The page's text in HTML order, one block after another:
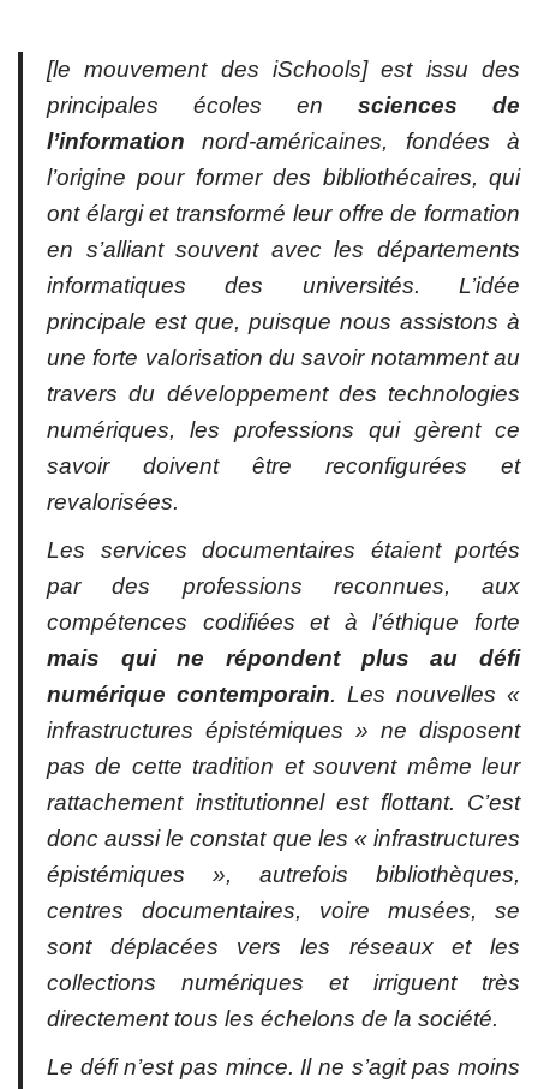
[le mouvement des iSchools] est issu des
principales écoles en sciences de
l’information nord-américaines, fondées à
l’origine pour former des bibliothécaires, qui
ont élargi et transformé leur offre de formation
en s’alliant souvent avec les départements
informatiques des universités. L’idée
principale est que, puisque nous assistons à
une forte valorisation du savoir notamment au
travers du développement des technologies
numériques, les professions qui gèrent ce
savoir doivent être reconfigurées et
revalorisées.
Les services documentaires étaient portés
par des professions reconnues, aux
compétences codifiées et à l’éthique forte
mais qui ne répondent plus au défi
numérique contemporain. Les nouvelles «
infrastructures épistémiques » ne disposent
pas de cette tradition et souvent même leur
rattachement institutionnel est flottant. C’est
donc aussi le constat que les « infrastructures
épistémiques », autrefois bibliothèques,
centres documentaires, voire musées, se
sont déplacées vers les réseaux et les
collections numériques et irriguent très
directement tous les échelons de la société.
Le défi n’est pas mince. Il ne s’agit pas moins